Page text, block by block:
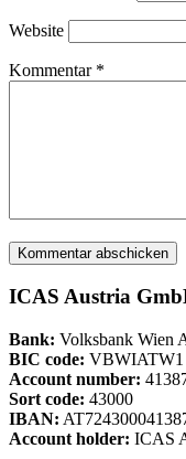
Website
Kommentar *
ICAS Austria
Bank: Volksbank Wien
BIC code: VBWIATW1
Account number:
Sort code: 43000
IBAN:
Account holder: ICAS